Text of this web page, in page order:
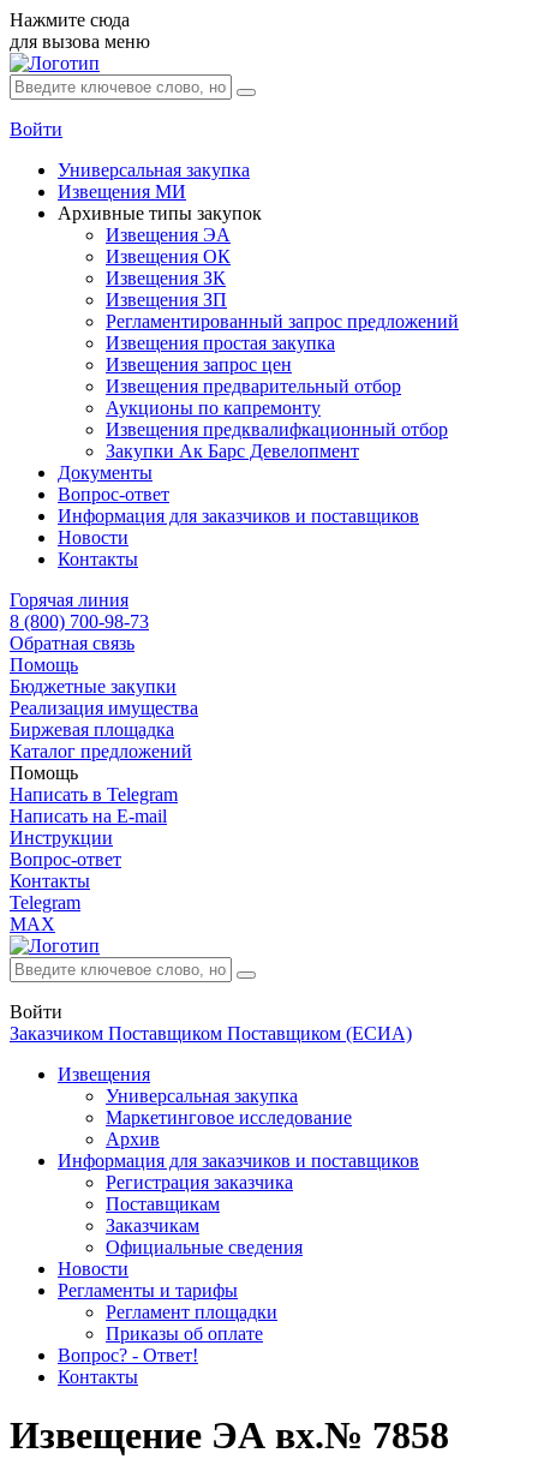
Нажмите сюда
для вызова меню
Войти
Универсальная закупка
Извещения МИ
Архивные типы закупок
Извещения ЭА
Извещения ОК
Извещения ЗК
Извещения ЗП
Регламентированный запрос предложений
Извещения простая закупка
Извещения запрос цен
Извещения предварительный отбор
Аукционы по капремонту
Извещения предквалифкационный отбор
Закупки Ак Барс Девелопмент
Документы
Вопрос-ответ
Информация для заказчиков и поставщиков
Новости
Контакты
Горячая линия
8 (800) 700-98-73
Обратная связь
Помощь
Бюджетные закупки
Реализация имущества
Биржевая площадка
Каталог предложений
Помощь
Написать в Telegram
Написать на E-mail
Инструкции
Вопрос-ответ
Контакты
Telegram
MAX
Войти
Заказчиком Поставщиком Поставщиком (ЕСИА)
Извещения
Универсальная закупка
Маркетинговое исследование
Архив
Информация для заказчиков и поставщиков
Регистрация заказчика
Поставщикам
Заказчикам
Официальные сведения
Новости
Регламенты и тарифы
Регламент площадки
Приказы об оплате
Вопрос? - Ответ!
Контакты
Извещение ЭА вх.№ 7858